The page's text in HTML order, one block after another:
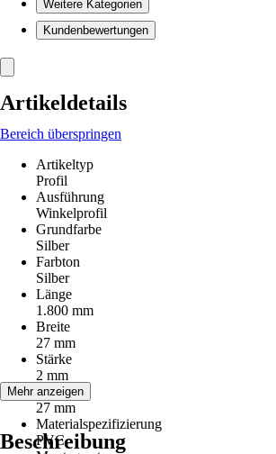
Weitere Kategorien
Kundenbewertungen
Artikeldetails
Bereich überspringen
Artikeltyp
Profil
Ausführung
Winkelprofil
Grundfarbe
Silber
Farbton
Silber
Länge
1.800 mm
Breite
27 mm
Stärke
2 mm
Höhe
27 mm
Materialspezifizierung
PVC
Mehr anzeigen
Beschreibung